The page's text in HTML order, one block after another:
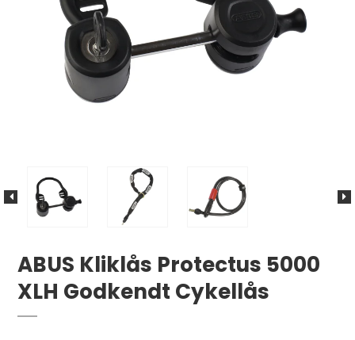
ABUS Kliklås Protectus 5000
XLH Godkendt Cykellås